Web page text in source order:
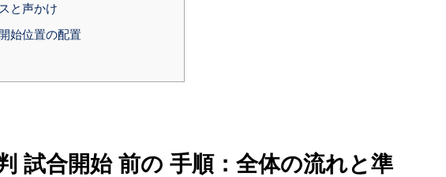
と声かけ
始位置の配置
試合開始 前の 手順：全体の流れと準